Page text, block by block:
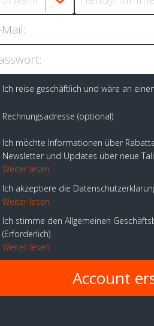
Ich reise geschäftlich und wäre an
Rechnungsadresse (optional)
Ich möchte Informationen über
Newsletter und Updates über neue
Weiter lesen
Ich akzeptiere die
Weiter lesen
Ich stimme den Allgemeinen
Erforderlich
Weiter lesen